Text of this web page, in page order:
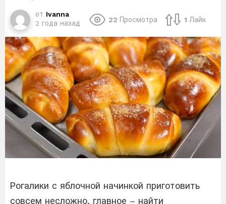
от Ivanna
2 года назад
22 Просмотра 1 Лайк
Рогалики с яблочной начинкой приготовить
совсем несложно, главное – найти